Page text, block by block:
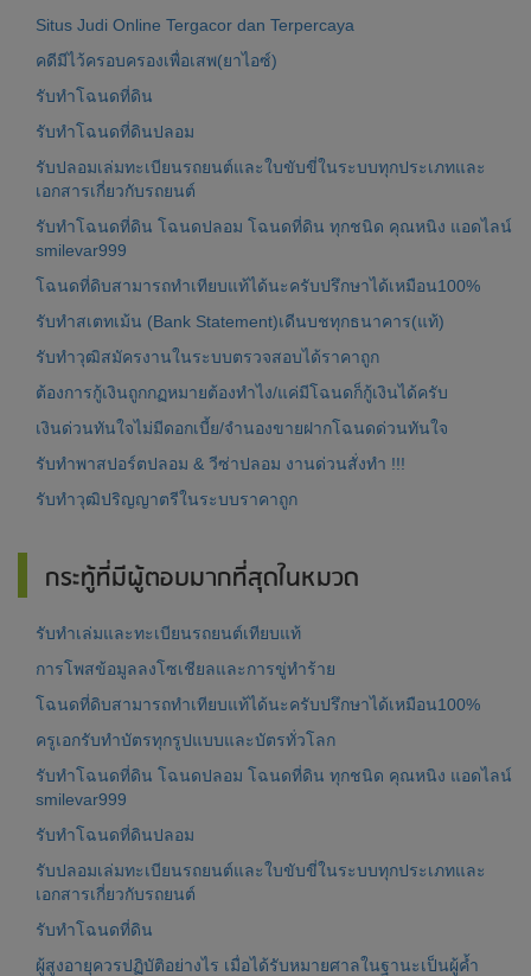
Situs Judi Online Tergacor dan Terpercaya
คดีมีไว้ครอบครองเพื่อเสพ(ยาไอซ์)
รับทำโฉนดที่ดิน
รับทำโฉนดที่ดินปลอม
รับปลอมเล่มทะเบียนรถยนต์และใบขับขี่ในระบบทุกประเภทและ
เอกสารเกี่ยวกับรถยนต์
รับทำโฉนดที่ดิน โฉนดปลอม โฉนดที่ดิน ทุกชนิด คุณหนิง แอดไลน์
smilevar999
โฉนดที่ดิบสามารถทำเทียบแท้ได้นะครับปรึกษาได้เหมือน100%
รับทำสเตทเม้น (Bank Statement)เดีนบชทุกธนาคาร(แท้)
รับทำวุฒิสมัครงานในระบบตรวจสอบได้ราคาถูก
ต้องการกู้เงินถูกกฏหมายต้องทำไง/แค่มีโฉนดก็กู้เงินได้ครับ
เงินด่วนทันใจไม่มีดอกเบี้ย/จำนองขายฝากโฉนดด่วนทันใจ
รับทำพาสปอร์ตปลอม & วีซ่าปลอม งานด่วนสั่งทำ !!!
รับทำวุฒิปริญญาตรีในระบบราคาถูก
กระทู้ที่มีผู้ตอบมากที่สุดในหมวด
รับทำเล่มและทะเบียนรถยนต์เทียบแท้
การโพสข้อมูลลงโซเชียลและการขู่ทำร้าย
โฉนดที่ดิบสามารถทำเทียบแท้ได้นะครับปรึกษาได้เหมือน100%
ครูเอกรับทำบัตรทุกรูปแบบและบัตรทั่วโลก
รับทำโฉนดที่ดิน โฉนดปลอม โฉนดที่ดิน ทุกชนิด คุณหนิง แอดไลน์
smilevar999
รับทำโฉนดที่ดินปลอม
รับปลอมเล่มทะเบียนรถยนต์และใบขับขี่ในระบบทุกประเภทและ
เอกสารเกี่ยวกับรถยนต์
รับทำโฉนดที่ดิน
ผู้สูงอายุควรปฏิบัติอย่างไร เมื่อได้รับหมายศาลในฐานะเป็นผู้ค้ำ